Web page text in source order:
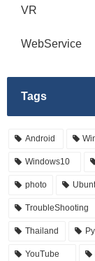
VR
WebService
Tags
Android
Windows10
photo
TroubleShooting
Thailand
YouTube